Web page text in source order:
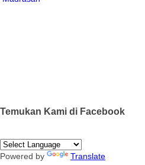
Temukan Kami di Facebook
Powered by Translate